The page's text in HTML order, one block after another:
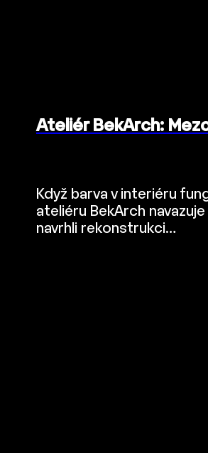
Ateliér BekArch:
Když barva v interiéru
ateliéru BekArch
navrhli rekonstrukci…